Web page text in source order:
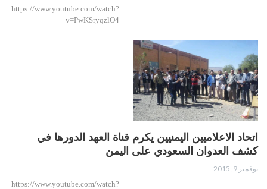
https://www.youtube.com/watch?
v=PwKSryqzlO4
اتحاد الاعلاميين اليمنيين يكرم قناة العهد الدورها في
كشف العدوان السعودي على اليمن
نوفمبر 9, 2015
https://www.youtube.com/watch?